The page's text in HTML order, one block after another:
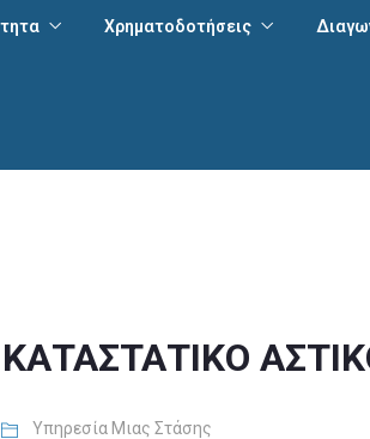
Χρηματοδοτήσεις
Υπηρεσία Μιας Στάσης